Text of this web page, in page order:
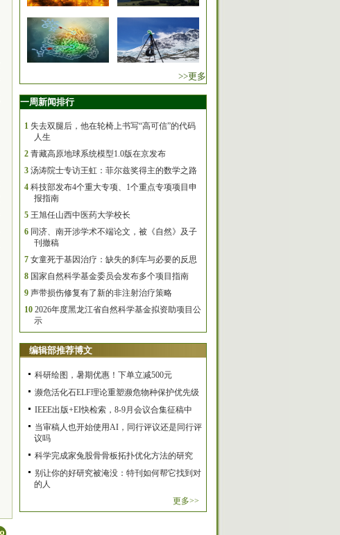
>>更多
一周新闻排行
1 失去双腿后，他在轮椅上书写“高可信”的代码
人生
2 青藏高原地球系统模型1.0版在京发布
3 汤涛院士专访王虹：菲尔兹奖得主的数学之路
4 科技部发布4个重大专项、1个重点专项项目申
报指南
5 王旭任山西中医药大学校长
6 同济、南开涉学术不端论文，被《自然》及子
刊撤稿
7 女童死于基因治疗：缺失的刹车与必要的反思
8 国家自然科学基金委员会发布多个项目指南
9 声带损伤修复有了新的非注射治疗策略
10 2026年度黑龙江省自然科学基金拟资助项目公
示
编辑部推荐博文
科研绘图，暑期优惠！下单立减500元
濒危活化石ELF理论重塑濒危物种保护优先级
IEEE出版+EI快检索，8-9月会议合集征稿中
当审稿人也开始使用AI，同行评议还是同行评
议吗
科学完成家兔股骨骨板拓扑优化方法的研究
别让你的好研究被淹没：特刊如何帮它找到对
的人
更多>>